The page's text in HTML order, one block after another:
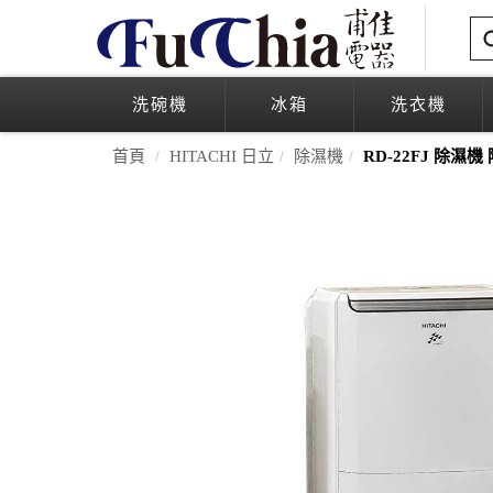
洗碗機 冰箱 洗衣機
首頁 HITACHI 日立 除濕機 RD-22FJ 除濕機